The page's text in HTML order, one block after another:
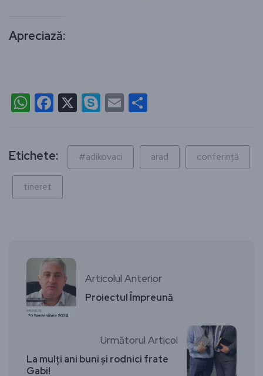
Apreciază:
WhatsApp
Facebook
X Skype
Email
Etichete: #adikovaci arad conferință
tineret
Articolul Anterior
Proiectul Împreună
Următorul Articol
La mulți ani buni și rodnici frate
Gabi!